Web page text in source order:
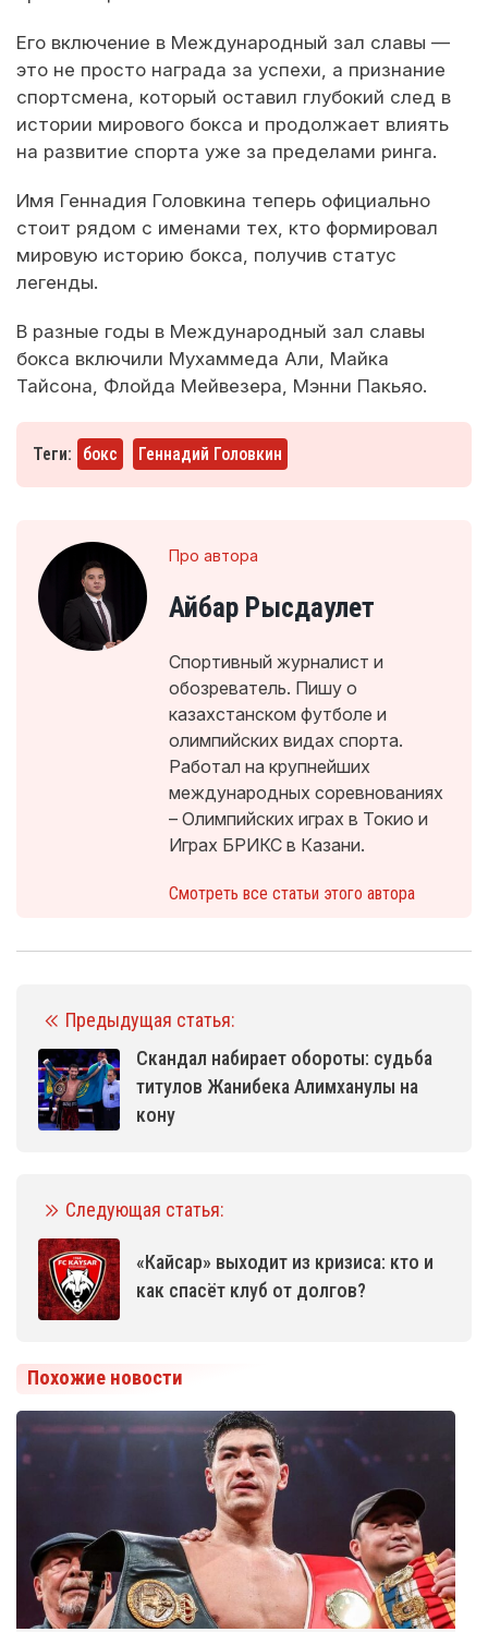
Его включение в Международный зал славы —
это не просто награда за успехи, а признание
спортсмена, который оставил глубокий след в
истории мирового бокса и продолжает влиять
на развитие спорта уже за пределами ринга.
Имя Геннадия Головкина теперь официально
стоит рядом с именами тех, кто формировал
мировую историю бокса, получив статус
легенды.
В разные годы в Международный зал славы
бокса включили Мухаммеда Али, Майка
Тайсона, Флойда Мейвезера, Мэнни Пакьяо.
Теги: бокс Геннадий Головкин
Про автора
Айбар Рысдаулет
Спортивный журналист и
обозреватель. Пишу о
казахстанском футболе и
олимпийских видах спорта.
Работал на крупнейших
международных соревнованиях
– Олимпийских играх в Токио и
Играх БРИКС в Казани.
Смотреть все статьи этого автора
Предыдущая статья:
Скандал набирает обороты: судьба
титулов Жанибека Алимханулы на
кону
Следующая статья:
«Кайсар» выходит из кризиса: кто и
как спасёт клуб от долгов?
Похожие новости